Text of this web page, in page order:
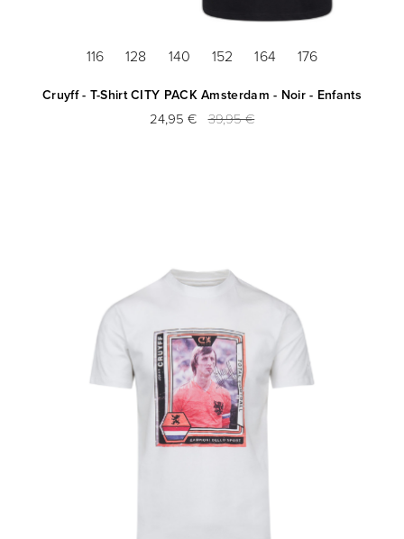
116 128 140 152 164 176
Cruyff - T-Shirt CITY PACK Amsterdam - Noir - Enfants
24,95 € 39,95 €